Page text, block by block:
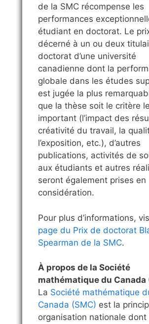
de la SMC récompense les
performances
étudiant en doctorat. Le
décerné à un ou deux
doctorat d’une université
canadienne dont la
globale dans les études
est jugée la plus
que la thèse soit le critère
important (l’impact des
créativité du travail, la
l’exposition, etc.), d’autres
publications, activités de
aux étudiants et autres
seront également prises en
considération.
Pour plus d’informations,
page du Prix de doctorat
Spearman de la SMC.
À propos de la Société
mathématique du Canada
La Société mathématique
Canada (SMC) est la
organisation nationale dont